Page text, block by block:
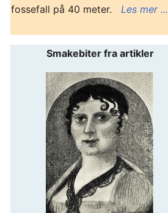
fossefall på 40 meter. Les mer ...
Smakebiter fra artikler